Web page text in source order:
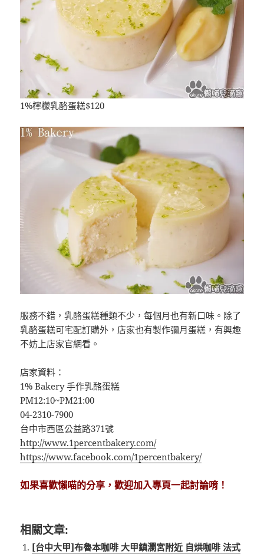
1%檸檬乳酪蛋糕$120
服務不錯，乳酪蛋糕種類不少，每個月也有新口味。除了
乳酪蛋糕可宅配訂購外，店家也有製作彌月蛋糕，有興趣
不妨上店家官網看。
店家資料：
1% Bakery 手作乳酪蛋糕
PM12:10~PM21:00
04-2310-7900
台中市西區公益路371號
http://www.1percentbakery.com/
https://www.facebook.com/1percentbakery/
如果喜歡懶喵的分享，歡迎加入專頁一起討論唷！
相關文章:
[台中大甲]布魯本咖啡 大甲鎮瀾宮附近 自烘咖啡 法式